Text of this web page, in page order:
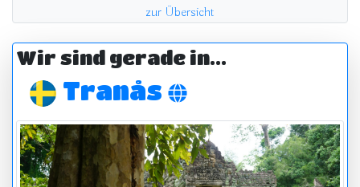
zur Übersicht
Wir sind gerade in...
Tranås